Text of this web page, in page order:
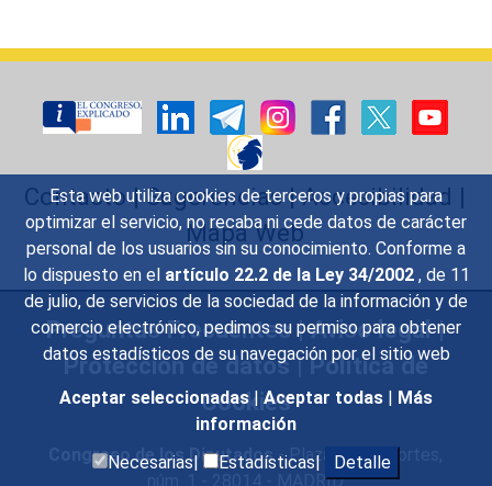
Esta web utiliza cookies de terceros y propias para
optimizar el servicio, no recaba ni cede datos de carácter
personal de los usuarios sin su conocimiento. Conforme a
lo dispuesto en el artículo 22.2 de la Ley 34/2002 , de 11
de julio, de servicios de la sociedad de la información y de
comercio electrónico, pedimos su permiso para obtener
datos estadísticos de su navegación por el sitio web
Aceptar seleccionadas | Aceptar todas | Más
información
Necesarias|
Estadísticas| Detalle
Contacto|Sugerencias|Accesibilidad |
Mapa Web
Preguntas Frecuentes|Aviso legal|
Protección de datos|Política de
Cookies
Congreso de los Diputados- Plaza de las Cortes,
núm. 1 - 28014 - MADRID